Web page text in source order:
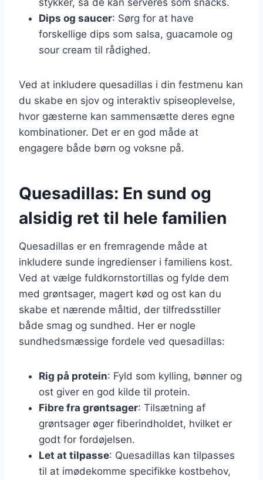
Dips og saucer: Sørg for at have
forskellige dips som salsa, guacamole og
sour cream til rådighed.
Ved at inkludere quesadillas i din festmenu kan
du skabe en sjov og interaktiv spiseoplevelse,
hvor gæsterne kan sammensætte deres egne
kombinationer. Det er en god måde at
engagere både børn og voksne på.
Quesadillas: En sund og
alsidig ret til hele familien
Quesadillas er en fremragende måde at
inkludere sunde ingredienser i familiens kost.
Ved at vælge fuldkornstortillas og fylde dem
med grøntsager, magert kød og ost kan du
skabe et nærende måltid, der tilfredsstiller
både smag og sundhed. Her er nogle
sundhedsmæssige fordele ved quesadillas:
Rig på protein: Fyld som kylling, bønner og
ost giver en god kilde til protein.
Fibre fra grøntsager: Tilsætning af
grøntsager øger fiberindholdet, hvilket er
godt for fordøjelsen.
Let at tilpasse: Quesadillas kan tilpasses
til at imødekomme specifikke kostbehov,